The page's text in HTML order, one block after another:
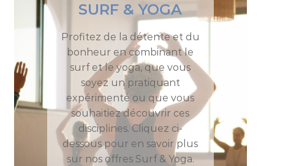
SURF & YOGA
Profitez de la détente et du
bonheur en combinant le
surf et le yoga, que vous
soyez un pratiquant
expérimenté ou que vous
souhaitiez découvrir ces
disciplines. Cliquez ci-
dessous pour en savoir plus
sur nos offres Surf & Yoga.